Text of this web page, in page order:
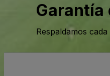
Garantía
Respaldamos